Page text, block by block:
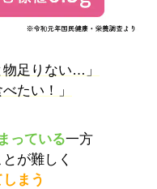
物足りない…」
たい！」
っている一方
が難しく
まう